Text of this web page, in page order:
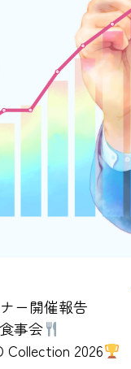
ー開催報告
事会
Collection 2026